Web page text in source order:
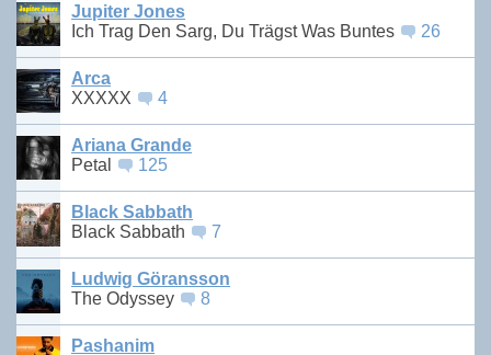
Jupiter Jones
Ich Trag Den Sarg, Du Trägst Was Buntes
26
Arca
XXXXX
4
Ariana Grande
Petal
125
Black Sabbath
Black Sabbath
7
Ludwig Göransson
The Odyssey
8
Pashanim